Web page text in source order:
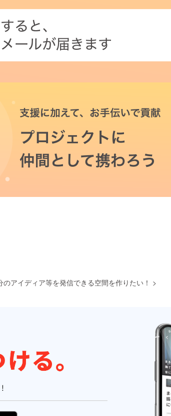
アイディア等を発信できる空間を作りたい！ >